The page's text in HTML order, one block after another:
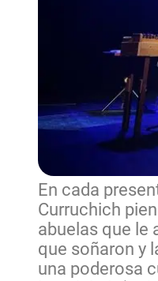
En cada
Curruchich
abuelas que le
que soñaron y
una poderosa